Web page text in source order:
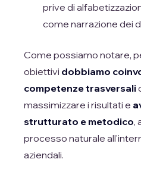
prive di
come narrazione dei
Come possiamo notare,
obiettivi dobbiamo
competenze trasversali
massimizzare i risultati e
strutturato e metodico,
processo naturale
aziendali.